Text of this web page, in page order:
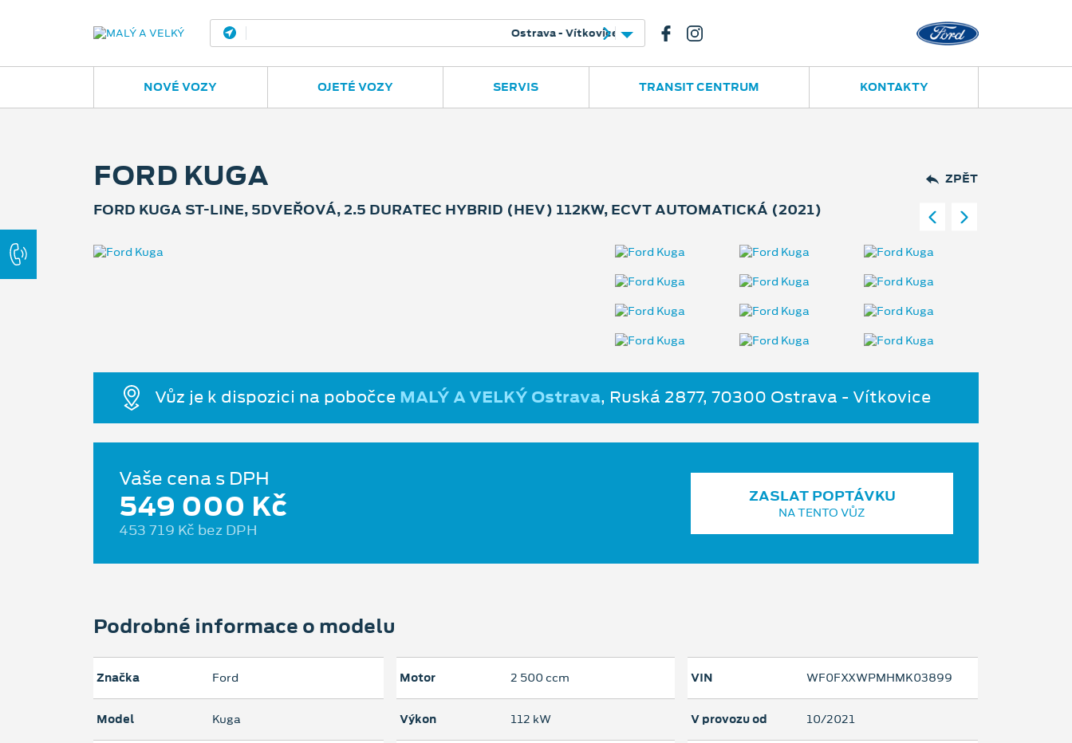
596 780 977 Opava
NOVÉ VOZY OJETÉ VOZY SERVIS TRANSIT CENTRUM KONTAKTY
ZPĚT
FORD KUGA
FORD KUGA ST-LINE, 5DVEŘOVÁ, 2.5 DURATEC HYBRID (HEV) 112KW, ECVT AUTOMATICKÁ (2021)
Vůz je k dispozici na pobočce MALÝ A VELKÝ Ostrava, Ruská 2877, 70300 Ostrava - Vítkovice
Vaše cena s DPH
549 000 Kč
453 719 Kč bez DPH
ZASLAT POPTÁVKU
NA TENTO VŮZ
Podrobné informace o modelu
Značka Ford
Model Kuga
Motor 2 500 ccm
Výkon 112 kW
VIN WF0FXXWPMHMK03899
V provozu od 10/2021